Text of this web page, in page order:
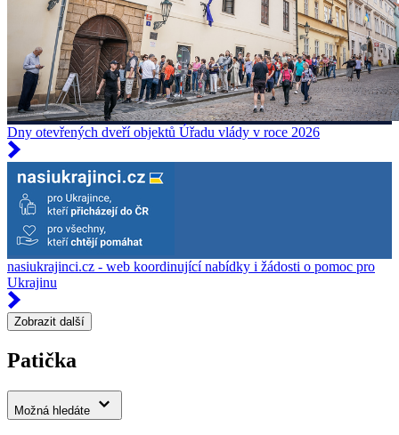
Dny otevřených dveří objektů Úřadu vlády v roce 2026
nasiukrajinci.cz - web koordinující nabídky i žádosti o pomoc pro
Ukrajinu
Zobrazit další
Patička
Možná hledáte